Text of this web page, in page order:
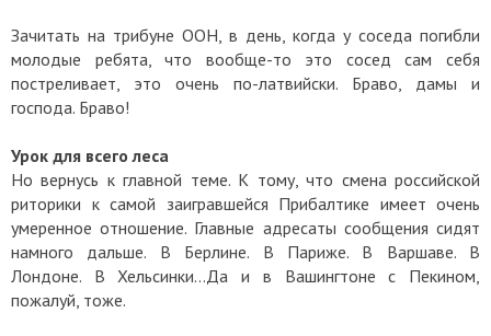
Зачитать на трибуне ООН, в день, когда у соседа погибли
молодые ребята, что вообще-то это сосед сам себя
постреливает, это очень по-латвийски. Браво, дамы и
господа. Браво!
Урок для всего леса
Но вернусь к главной теме. К тому, что смена российской
риторики к самой заигравшейся Прибалтике имеет очень
умеренное отношение. Главные адресаты сообщения сидят
намного дальше. В Берлине. В Париже. В Варшаве. В
Лондоне. В Хельсинки…Да и в Вашингтоне с Пекином,
пожалуй, тоже.